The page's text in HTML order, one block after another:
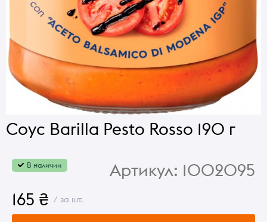
Соус Barilla Pesto Rosso 190 г
В наличии Артикул: 1002095
165 ₴ / за шт.